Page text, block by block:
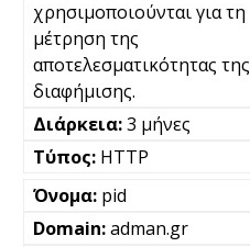
χρησιμοποιούνται για τη
μέτρηση της
αποτελεσματικότητας της
διαφήμισης.
3 μήνες
HTTP
pid
adman.gr